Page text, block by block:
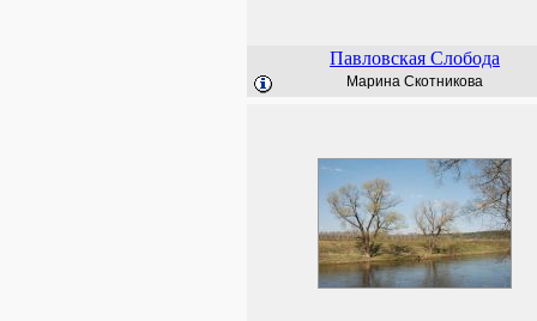
Павловская Слобода
Марина Скотникова